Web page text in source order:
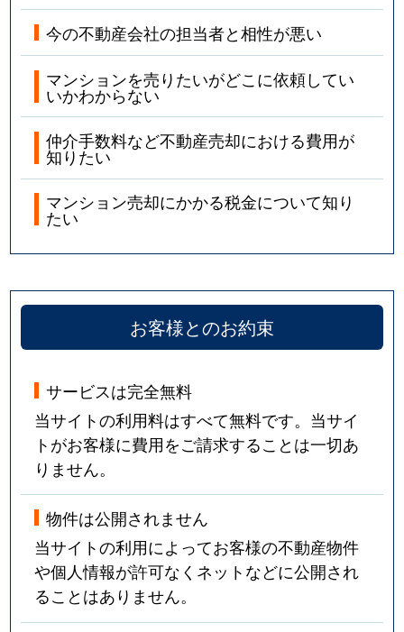
今の不動産会社の担当者と相性が悪い
マンションを売りたいがどこに依頼してい
いかわからない
仲介手数料など不動産売却における費用が
知りたい
マンション売却にかかる税金について知り
たい
お客様とのお約束
サービスは完全無料
当サイトの利用料はすべて無料です。当サイ
トがお客様に費用をご請求することは一切あ
りません。
物件は公開されません
当サイトの利用によってお客様の不動産物件
や個人情報が許可なくネットなどに公開され
ることはありません。